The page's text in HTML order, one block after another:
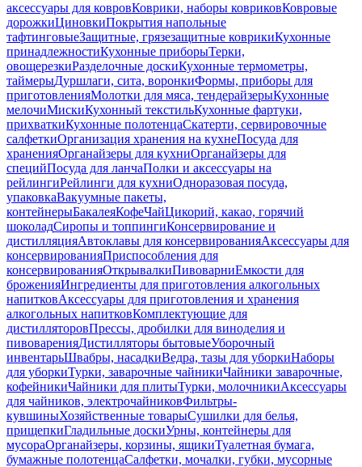
аксессуары для ковровКоврики, наборы ковриковКовровые
дорожкиЦиновкиПокрытия напольные
тафтинговыеЗащитные, грязезащитные коврикиКухонные
принадлежностиКухонные приборыТерки,
овощерезкиРазделочные доскиКухонные термометры,
таймерыДуршлаги, сита, воронкиФормы, приборы для
приготовленияМолотки для мяса, тендерайзерыКухонные
мелочиМискиКухонный текстильКухонные фартуки,
прихваткиКухонные полотенцаСкатерти, сервировочные
салфеткиОрганизация хранения на кухнеПосуда для
храненияОрганайзеры для кухниОрганайзеры для
специйПосуда для ланчаПолки и аксессуары на
рейлингиРейлинги для кухниОдноразовая посуда,
упаковкаВакуумные пакеты,
контейнерыБакалеяКофеЧайЦикорий, какао, горячий
шоколадСиропы и топпингиКонсервирование и
дистилляцияАвтоклавы для консервированияАксессуары для
консервированияПриспособления для
консервированияОткрывалкиПивоварниЕмкости для
броженияИнгредиенты для приготовления алкогольных
напитковАксессуары для приготовления и хранения
алкогольных напитковКомплектующие для
дистилляторовПрессы, дробилки для виноделия и
пивоваренияДистилляторы бытовыеУборочный
инвентарьШвабры, насадкиВедра, тазы для уборкиНаборы
для уборкиТурки, заварочные чайникиЧайники заварочные,
кофейникиЧайники для плитыТурки, молочникиАксессуары
для чайников, электрочайниковФильтры-
кувшиныХозяйственные товарыСушилки для белья,
прищепкиГладильные доскиУрны, контейнеры для
мусораОрганайзеры, корзины, ящикиТуалетная бумага,
бумажные полотенцаСалфетки, мочалки, губки, мусорные